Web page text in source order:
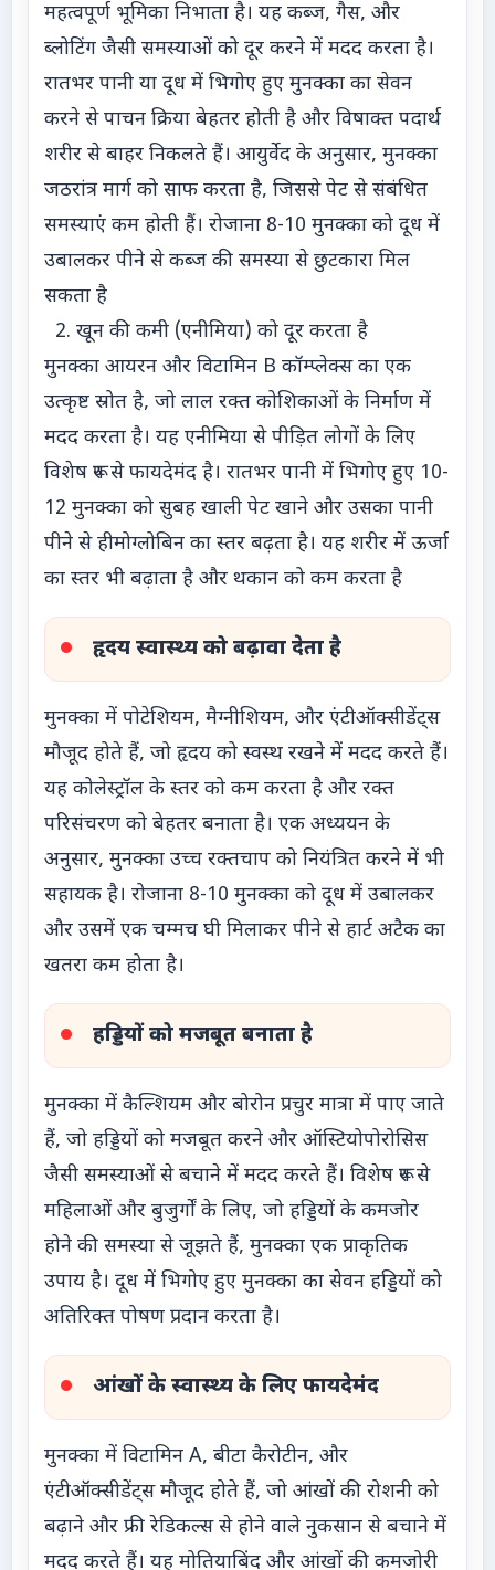
महत्वपूर्ण भूमिका निभाता है। यह कब्ज, गैस, और
ब्लोटिंग जैसी समस्याओं को दूर करने में मदद करता है।
रातभर पानी या दूध में भिगोए हुए मुनक्का का सेवन
करने से पाचन क्रिया बेहतर होती है और विषाक्त पदार्थ
शरीर से बाहर निकलते हैं। आयुर्वेद के अनुसार, मुनक्का
जठरांत्र मार्ग को साफ करता है, जिससे पेट से संबंधित
समस्याएं कम होती हैं। रोजाना 8-10 मुनक्का को दूध में
उबालकर पीने से कब्ज की समस्या से छुटकारा मिल
सकता है
2. खून की कमी (एनीमिया) को दूर करता है
मुनक्का आयरन और विटामिन B कॉम्प्लेक्स का एक
उत्कृष्ट स्रोत है, जो लाल रक्त कोशिकाओं के निर्माण में
मदद करता है। यह एनीमिया से पीड़ित लोगों के लिए
विशेष रूप से फायदेमंद है। रातभर पानी में भिगोए हुए 10-
12 मुनक्का को सुबह खाली पेट खाने और उसका पानी
पीने से हीमोग्लोबिन का स्तर बढ़ता है। यह शरीर में ऊर्जा
का स्तर भी बढ़ाता है और थकान को कम करता है
हृदय स्वास्थ्य को बढ़ावा देता है
मुनक्का में पोटेशियम, मैग्नीशियम, और एंटीऑक्सीडेंट्स
मौजूद होते हैं, जो हृदय को स्वस्थ रखने में मदद करते हैं।
यह कोलेस्ट्रॉल के स्तर को कम करता है और रक्त
परिसंचरण को बेहतर बनाता है। एक अध्ययन के
अनुसार, मुनक्का उच्च रक्तचाप को नियंत्रित करने में भी
सहायक है। रोजाना 8-10 मुनक्का को दूध में उबालकर
और उसमें एक चम्मच घी मिलाकर पीने से हार्ट अटैक का
खतरा कम होता है।
हड्डियों को मजबूत बनाता है
मुनक्का में कैल्शियम और बोरोन प्रचुर मात्रा में पाए जाते
हैं, जो हड्डियों को मजबूत करने और ऑस्टियोपोरोसिस
जैसी समस्याओं से बचाने में मदद करते हैं। विशेष रूप से
महिलाओं और बुजुर्गों के लिए, जो हड्डियों के कमजोर
होने की समस्या से जूझते हैं, मुनक्का एक प्राकृतिक
उपाय है। दूध में भिगोए हुए मुनक्का का सेवन हड्डियों को
अतिरिक्त पोषण प्रदान करता है।
आंखों के स्वास्थ्य के लिए फायदेमंद
मुनक्का में विटामिन A, बीटा कैरोटीन, और
एंटीऑक्सीडेंट्स मौजूद होते हैं, जो आंखों की रोशनी को
बढ़ाने और फ्री रेडिकल्स से होने वाले नुकसान से बचाने में
मदद करते हैं। यह मोतियाबिंद और आंखों की कमजोरी